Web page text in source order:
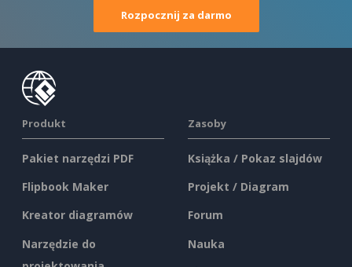
Rozpocznij za darmo
Produkt
Pakiet narzędzi PDF
Flipbook Maker
Kreator diagramów
Narzędzie do
Zasoby
Książka / Pokaz slajdów
Projekt / Diagram
Forum
Nauka